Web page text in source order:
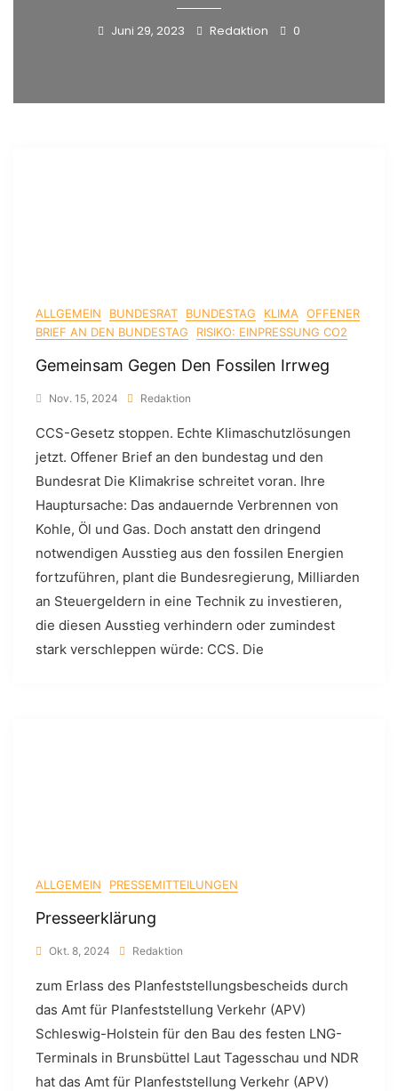
Juni 29, 2023 Redaktion 0
ALLGEMEIN BUNDESRAT BUNDESTAG KLIMA
OFFENER
BRIEF AN DEN BUNDESTAG
RISIKO: EINPRESSUNG CO2
Gemeinsam Gegen Den Fossilen Irrweg
Nov. 15, 2024 Redaktion
CCS-Gesetz stoppen. Echte Klimaschutzlösungen
jetzt. Offener Brief an den bundestag und den
Bundesrat Die Klimakrise schreitet voran. Ihre
Hauptursache: Das andauernde Verbrennen von
Kohle, Öl und Gas. Doch anstatt den dringend
notwendigen Ausstieg aus den fossilen Energien
fortzuführen, plant die Bundesregierung, Milliarden
an Steuergeldern in eine Technik zu investieren,
die diesen Ausstieg verhindern oder zumindest
stark verschleppen würde: CCS. Die
ALLGEMEIN PRESSEMITTEILUNGEN
Presseerklärung
Okt. 8, 2024 Redaktion
zum Erlass des Planfeststellungsbescheids durch
das Amt für Planfeststellung Verkehr (APV)
Schleswig-Holstein für den Bau des festen LNG-
Terminals in Brunsbüttel Laut Tagesschau und NDR
hat das Amt für Planfeststellung Verkehr (APV)